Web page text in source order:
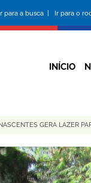
para a busca | Ir para o
INÍCIO
GERA LAZER